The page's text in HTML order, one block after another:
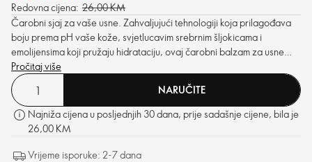
Redovna cijena: 26,00 KM
Čarobni sjaj za vaše usne. Zahvaljujući tehnologiji koja prilagođava
boju prema pH vaše kože, svjetlucavim srebrnim šljokicama i
emolijensima koji pružaju hidrataciju, ovaj čarobni balzam za usne
stvorit će raspoloženje za cijelu sezonu.
Pročitaj više
NARUČITE
Najniža cijena u posljednjih 30 dana, prije sadašnje cijene, bila je
26,00 KM
Vrijeme isporuke: 2-7 dana